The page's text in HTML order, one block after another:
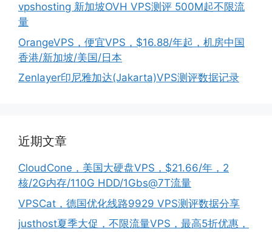
vpshosting 新加坡OVH VPS测评 500M起不限流
量
OrangeVPS，便宜VPS，$16.88/年起，机房中国
香港/新加坡/美国/日本
Zenlayer印尼雅加达(Jakarta)VPS测评数据记录
近期文章
CloudCone，美国大硬盘VPS，$21.66/年，2
核/2G内存/110G HDD/1Gbs@7T流量
VPSCat，德国优化线路9929 VPS测评数据分享
justhost夏季大促，不限流量VPS，最高5折优惠，